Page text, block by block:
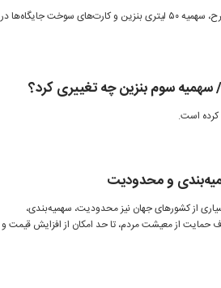
استاندار کرمان از رونمایی طرح دوم سوخت خبر داد؛ بر اساس این طرح، سهمیه ۵۰ لیتری بنزین و کارت‌های سوخت جایگاه‌ها در
و محدودیت
از کشورهای جهان نیز محدودیت، سهمیه‌بندی،
از معیشت مردم، تا حد امکان از افزایش قیمت و